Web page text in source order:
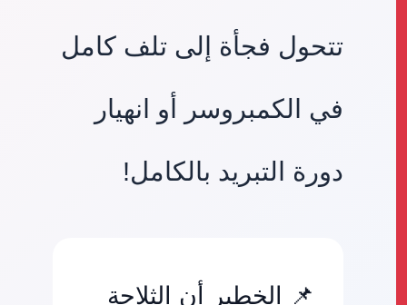
تتحول فجأة إلى تلف كامل
في الكمبروسر أو انهيار
دورة التبريد بالكامل!
📌 الخطير أن الثلاجة